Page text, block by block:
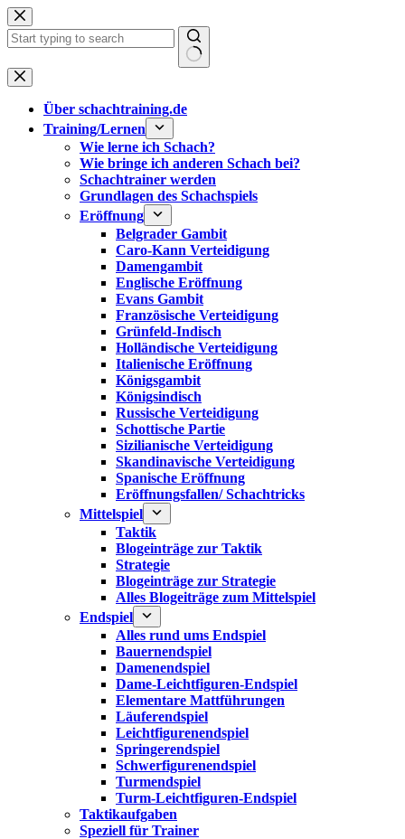
Zum
Inhalt
springen
Keine
Ergebnisse
Über schachtraining.de
Training/Lernen
Wie lerne ich Schach?
Wie bringe ich anderen Schach bei?
Schachtrainer werden
Grundlagen des Schachspiels
Eröffnung
Belgrader Gambit
Caro-Kann Verteidigung
Damengambit
Englische Eröffnung
Evans Gambit
Französische Verteidigung
Grünfeld-Indisch
Holländische Verteidigung
Italienische Eröffnung
Königsgambit
Königsindisch
Russische Verteidigung
Schottische Partie
Sizilianische Verteidigung
Skandinavische Verteidigung
Spanische Eröffnung
Eröffnungsfallen/ Schachtricks
Mittelspiel
Taktik
Blogeinträge zur Taktik
Strategie
Blogeinträge zur Strategie
Alles Blogeiträge zum Mittelspiel
Endspiel
Alles rund ums Endspiel
Bauernendspiel
Damenendspiel
Dame-Leichtfiguren-Endspiel
Elementare Mattführungen
Läuferendspiel
Leichtfigurenendspiel
Springerendspiel
Schwerfigurenendspiel
Turmendspiel
Turm-Leichtfiguren-Endspiel
Taktikaufgaben
Speziell für Trainer